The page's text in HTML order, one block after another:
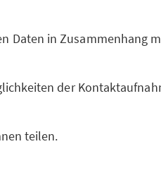
Daten in Zusammenhang
der
teilen.